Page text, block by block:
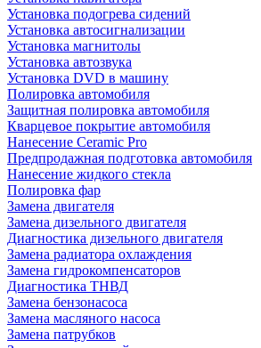
Установка подогрева сидений
Установка автосигнализации
Установка магнитолы
Установка автозвука
Установка DVD в машину
Полировка автомобиля
Защитная полировка автомобиля
Кварцевое покрытие автомобиля
Нанесение Ceramic Pro
Предпродажная подготовка автомобиля
Нанесение жидкого стекла
Полировка фар
Замена двигателя
Замена дизельного двигателя
Диагностика дизельного двигателя
Замена радиатора охлаждения
Замена гидрокомпенсаторов
Диагностика ТНВД
Замена бензонасоса
Замена масляного насоса
Замена патрубков